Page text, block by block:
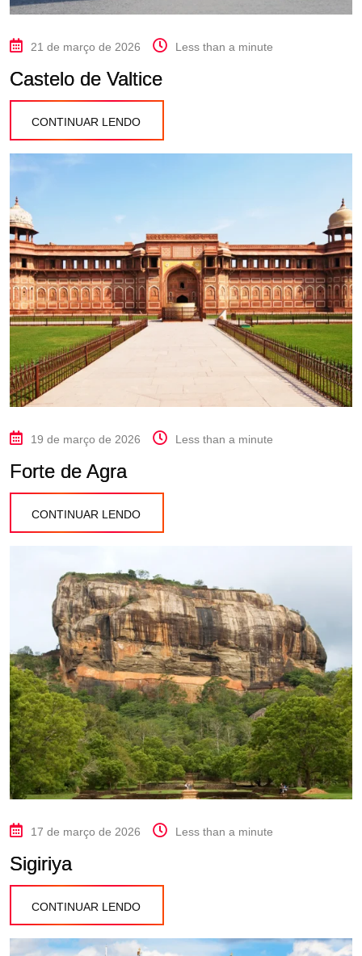
21 de março de 2026 Less than a minute
Castelo de Valtice
CONTINUAR LENDO
19 de março de 2026 Less than a minute
Forte de Agra
CONTINUAR LENDO
17 de março de 2026 Less than a minute
Sigiriya
CONTINUAR LENDO